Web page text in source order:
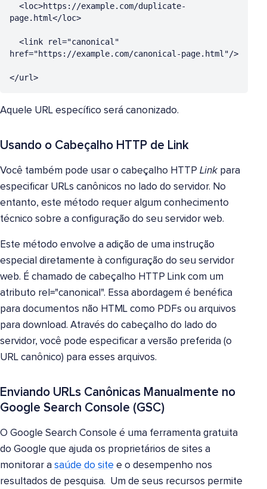
<loc>https://example.com/duplicate-
page.html</loc>
<link rel="canonical"
href="https://example.com/canonical-page.html"/>
</url>
Aquele URL específico será canonizado.
Usando o Cabeçalho HTTP de Link
Você também pode usar o cabeçalho HTTP Link para
especificar URLs canônicos no lado do servidor. No
entanto, este método requer algum conhecimento
técnico sobre a configuração do seu servidor web.
Este método envolve a adição de uma instrução
especial diretamente à configuração do seu servidor
web. É chamado de cabeçalho HTTP Link com um
atributo rel="canonical". Essa abordagem é benéfica
para documentos não HTML como PDFs ou arquivos
para download. Através do cabeçalho do lado do
servidor, você pode especificar a versão preferida (o
URL canônico) para esses arquivos.
Enviando URLs Canônicas Manualmente no
Google Search Console (GSC)
O Google Search Console é uma ferramenta gratuita
do Google que ajuda os proprietários de sites a
monitorar a saúde do site e o desempenho nos
resultados de pesquisa. Um de seus recursos permite